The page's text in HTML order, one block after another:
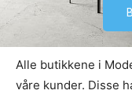
Alle butikkene i
våre kunder. Disse